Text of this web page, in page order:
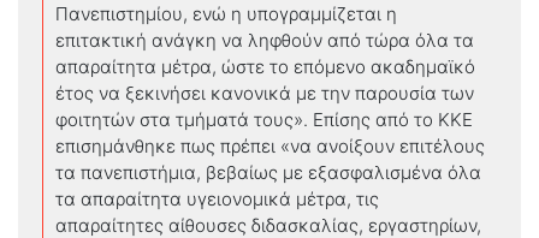
Πανεπιστημίου, ενώ η υπογραμμίζεται η
επιτακτική ανάγκη να ληφθούν από τώρα όλα τα
απαραίτητα μέτρα, ώστε το επόμενο ακαδημαϊκό
έτος να ξεκινήσει κανονικά με την παρουσία των
φοιτητών στα τμήματά τους». Επίσης από το ΚΚΕ
επισημάνθηκε πως πρέπει «να ανοίξουν επιτέλους
τα πανεπιστήμια, βεβαίως με εξασφαλισμένα όλα
τα απαραίτητα υγειονομικά μέτρα, τις
απαραίτητες αίθουσες διδασκαλίας, εργαστηρίων,